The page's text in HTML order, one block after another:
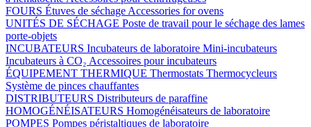
FOURS Étuves de séchage Accessories for ovens
UNITÉS DE SÉCHAGE Poste de travail pour le séchage des lames
porte-objets
INCUBATEURS Incubateurs de laboratoire Mini-incubateurs
Incubateurs à CO₂ Accessoires pour incubateurs
ÉQUIPEMENT THERMIQUE Thermostats Thermocycleurs
Système de pinces chauffantes
DISTRIBUTEURS Distributeurs de paraffine
HOMOGÉNÉISATEURS Homogénéisateurs de laboratoire
POMPES Pompes péristaltiques de laboratoire